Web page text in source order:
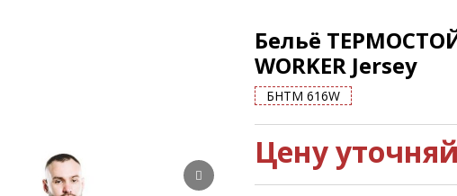
Бельё
WORKER Jersey
БНТМ 616W
Цену